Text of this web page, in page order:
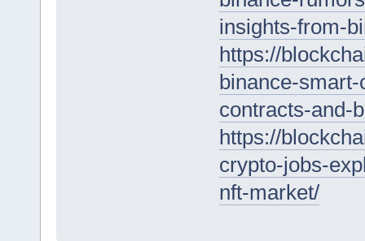
insights-from-
https://
binance-
contracts-and-
https://
crypto-jobs-
nft-market/